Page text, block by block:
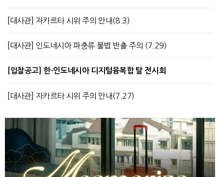
[대사관] 자카르타 시위 주의 안내(8.3)
[대사관] 인도네시아 파충류 불법 반출 주의 (7.29)
[입찰공고] 한-인도네시아 디지털융복합 탈 전시회
[대사관] 자카르타 시위 주의 안내(7.27)